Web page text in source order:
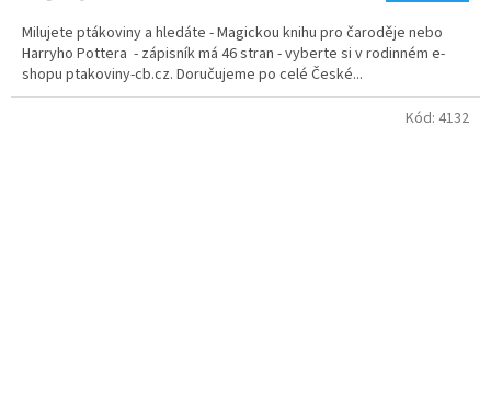
Milujete ptákoviny a hledáte - Magickou knihu pro čaroděje nebo
Harryho Pottera - zápisník má 46 stran - vyberte si v rodinném e-
shopu ptakoviny-cb.cz. Doručujeme po celé České...
Kód: 4132